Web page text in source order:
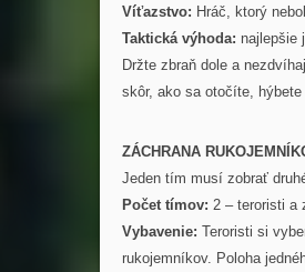
Víťazstvo: Hráč, ktorý
Taktická výhoda: najlepšie
Držte zbraň dole a
skôr, ako sa otočíte,
ZÁCHRANA
Jeden tím musí zobrať
Počet tímov: 2 – teroristi a
Vybavenie: Teroristi si
rukojemníkov. Poloha